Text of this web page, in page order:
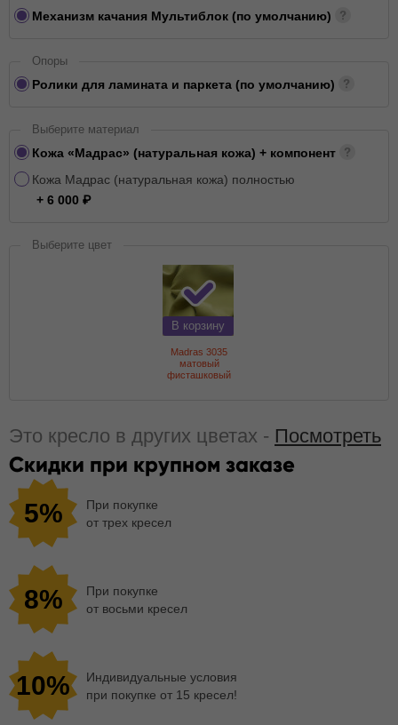
Механизм качания Мультиблок (по умолчанию)
Опоры
Ролики для ламината и паркета (по умолчанию)
Выберите материал
Кожа «Мадрас» (натуральная кожа) + компонент
Кожа Мадрас (натуральная кожа) полностью
+ 6 000
Выберите цвет
В корзину
Madras 3035
матовый
фисташковый
Это кресло в других цветах - Посмотреть
Скидки при крупном заказе
5%
При покупке
от трех кресел
8%
При покупке
от восьми кресел
10%
Индивидуальные условия
при покупке от 15 кресел!